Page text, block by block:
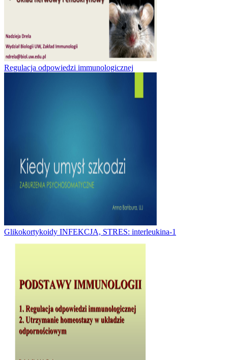
Regulacja odpowiedzi immunologicznej
Glikokortykoidy INFEKCJA, STRES: interleukina-1